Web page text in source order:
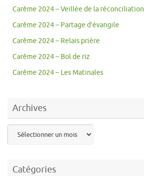
Carême 2024 – Veillée de la réconciliation
Carême 2024 – Partage d’évangile
Carême 2024 – Relais prière
Carême 2024 – Bol de riz
Carême 2024 – Les Matinales
Archives
Catégories